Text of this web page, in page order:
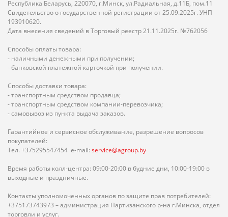
Республика Беларусь, 220070, г.Минск, ул.Радиальная, д.11Б, пом.11
Свидетельство о государственной регистрации от 25.09.2025г. УНП
193910620.
Дата внесения сведений в Торговый реестр 21.11.2025г. №762056
Способы оплаты товара:
- наличными денежными при получении;
- банковской платёжной карточкой при получении.
Способы доставки товара:
- транспортным средством продавца;
- транспортным средством компании-перевозчика;
- самовывоз из пункта выдача заказов.
Гарантийное и сервисное обслуживание, разрешение вопросов
покупателей:
Тел. +375295547454 e-mail: service@agroup.by
Время работы колл-центра: 09:00-20:00 в будние дни, 10:00-19:00 в
выходные и праздничные.
Контакты уполномоченных органов по защите прав потребителей:
+375173743973 – администрация Партизанского р-на г.Минска, отдел
торговли и услуг.